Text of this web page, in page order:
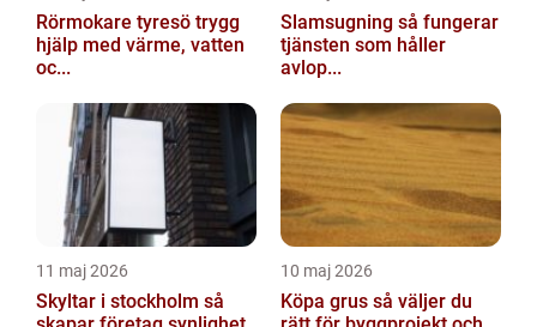
Rörmokare tyresö trygg
hjälp med värme, vatten
oc...
Slamsugning så fungerar
tjänsten som håller
avlop...
11 maj 2026
Skyltar i stockholm så
10 maj 2026
Köpa grus så väljer du